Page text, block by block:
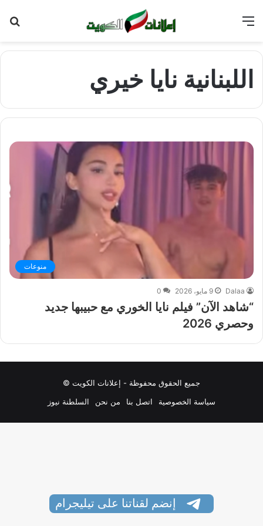
اللبنانية نايا خيري
منوعات
Dalaa 9 مايو، 2026 0
“شاهد الآن” فيلم نايا الخوري مع حبيبها جديد
وحصري 2026
جميع الحقوق محفوظة - إعلانات الكويت ©
سياسة الخصوصية
اتصل بنا من نحن السلطنة نيوز
إنضم لقناتنا على تيليجرام